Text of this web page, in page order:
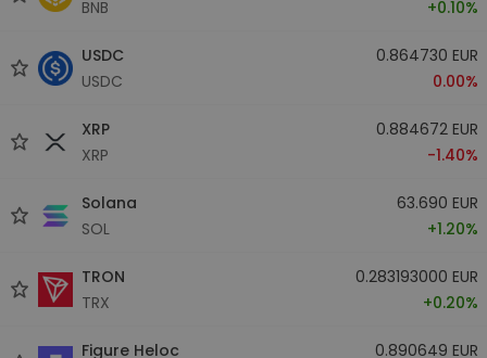
BNB
+0.10%
USDC
USDC
0.864730 EUR
0.00%
XRP
XRP
0.884672 EUR
-1.40%
Solana
SOL
63.690 EUR
+1.20%
TRON
TRX
0.283193000 EUR
+0.20%
Figure Heloc
0.890649 EUR